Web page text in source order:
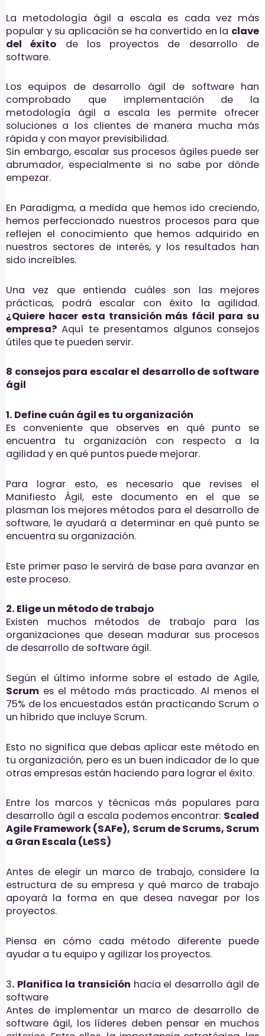
La metodología ágil a escala es cada vez más
popular y su aplicación se ha convertido en la clave
del éxito de los proyectos de desarrollo de
software.
Los equipos de desarrollo ágil de software han
comprobado que implementación de la
metodología ágil a escala les permite ofrecer
soluciones a los clientes de manera mucha más
rápida y con mayor previsibilidad.
Sin embargo, escalar sus procesos ágiles puede ser
abrumador, especialmente si no sabe por dónde
empezar.
En Paradigma, a medida que hemos ido creciendo,
hemos perfeccionado nuestros procesos para que
reflejen el conocimiento que hemos adquirido en
nuestros sectores de interés, y los resultados han
sido increíbles.
Una vez que entienda cuáles son las mejores
prácticas, podrá escalar con éxito la agilidad.
¿Quiere hacer esta transición más fácil para su
empresa? Aquí te presentamos algunos consejos
útiles que te pueden servir.
8 consejos para escalar el desarrollo de software
ágil
1. Define cuán ágil es tu organización
Es conveniente que observes en qué punto se
encuentra tu organización con respecto a la
agilidad y en qué puntos puede mejorar.
Para lograr esto, es necesario que revises el
Manifiesto Ágil, este documento en el que se
plasman los mejores métodos para el desarrollo de
software, le ayudará a determinar en qué punto se
encuentra su organización.
Este primer paso le servirá de base para avanzar en
este proceso.
2. Elige un método de trabajo
Existen muchos métodos de trabajo para las
organizaciones que desean madurar sus procesos
de desarrollo de software ágil.
Según el último informe sobre el estado de Agile,
Scrum es el método más practicado. Al menos el
75% de los encuestados están practicando Scrum o
un híbrido que incluye Scrum.
Esto no significa que debas aplicar este método en
tu organización, pero es un buen indicador de lo que
otras empresas están haciendo para lograr el éxito.
Entre los marcos y técnicas más populares para
desarrollo ágil a escala podemos encontrar: Scaled
Agile Framework (SAFe), Scrum de Scrums, Scrum
a Gran Escala (LeSS)
Antes de elegir un marco de trabajo, considere la
estructura de su empresa y qué marco de trabajo
apoyará la forma en que desea navegar por los
proyectos.
Piensa en cómo cada método diferente puede
ayudar a tu equipo y agilizar los proyectos.
3. Planifica la transición hacia el desarrollo ágil de
software
Antes de implementar un marco de desarrollo de
software ágil, los líderes deben pensar en muchos